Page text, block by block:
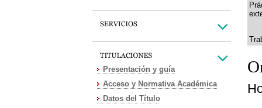
Presentación y guía
Acceso y Normativa Académica
Datos del Título